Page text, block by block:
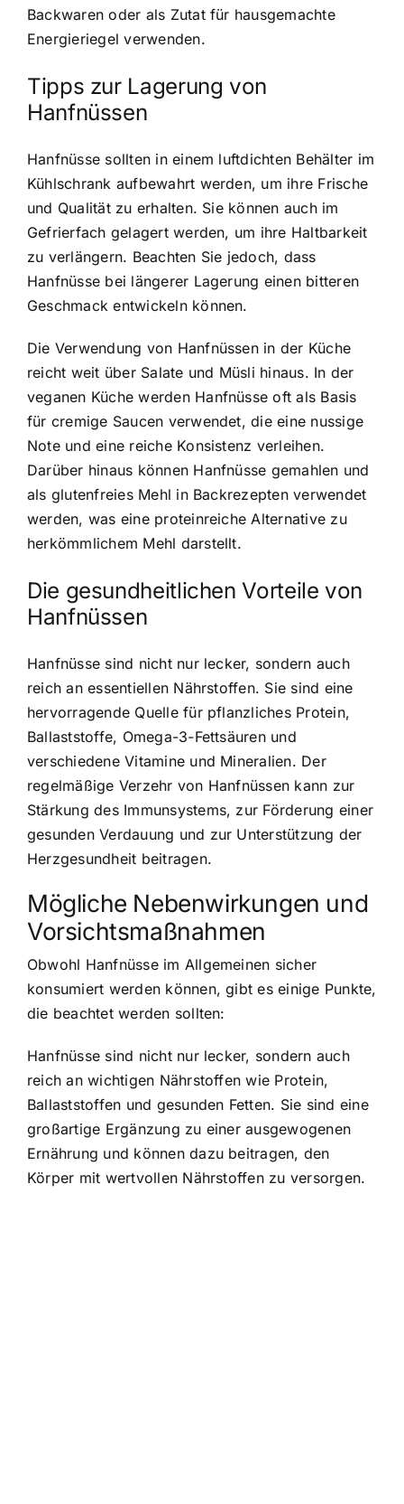
Backwaren oder als Zutat für hausgemachte
Energieriegel verwenden.
Tipps zur Lagerung von
Hanfnüssen
Hanfnüsse sollten in einem luftdichten Behälter im
Kühlschrank aufbewahrt werden, um ihre Frische
und Qualität zu erhalten. Sie können auch im
Gefrierfach gelagert werden, um ihre Haltbarkeit
zu verlängern. Beachten Sie jedoch, dass
Hanfnüsse bei längerer Lagerung einen bitteren
Geschmack entwickeln können.
Die Verwendung von Hanfnüssen in der Küche
reicht weit über Salate und Müsli hinaus. In der
veganen Küche werden Hanfnüsse oft als Basis
für cremige Saucen verwendet, die eine nussige
Note und eine reiche Konsistenz verleihen.
Darüber hinaus können Hanfnüsse gemahlen und
als glutenfreies Mehl in Backrezepten verwendet
werden, was eine proteinreiche Alternative zu
herkömmlichem Mehl darstellt.
Die gesundheitlichen Vorteile von
Hanfnüssen
Hanfnüsse sind nicht nur lecker, sondern auch
reich an essentiellen Nährstoffen. Sie sind eine
hervorragende Quelle für pflanzliches Protein,
Ballaststoffe, Omega-3-Fettsäuren und
verschiedene Vitamine und Mineralien. Der
regelmäßige Verzehr von Hanfnüssen kann zur
Stärkung des Immunsystems, zur Förderung einer
gesunden Verdauung und zur Unterstützung der
Herzgesundheit beitragen.
Mögliche Nebenwirkungen und
Vorsichtsmaßnahmen
Obwohl Hanfnüsse im Allgemeinen sicher
konsumiert werden können, gibt es einige Punkte,
die beachtet werden sollten:
Hanfnüsse sind nicht nur lecker, sondern auch
reich an wichtigen Nährstoffen wie Protein,
Ballaststoffen und gesunden Fetten. Sie sind eine
großartige Ergänzung zu einer ausgewogenen
Ernährung und können dazu beitragen, den
Körper mit wertvollen Nährstoffen zu versorgen.